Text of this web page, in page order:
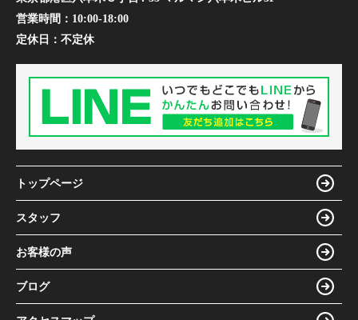
営業時間： 10:00-18:00
定休日： 不定休
トップページ
スタッフ
お客様の声
ブログ